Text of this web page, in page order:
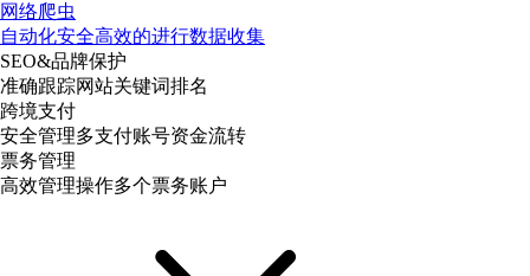
网络爬虫
自动化安全高效的进行数据收集
SEO&品牌保护
准确跟踪网站关键词排名
跨境支付
安全管理多支付账号资金流转
票务管理
高效管理操作多个票务账户